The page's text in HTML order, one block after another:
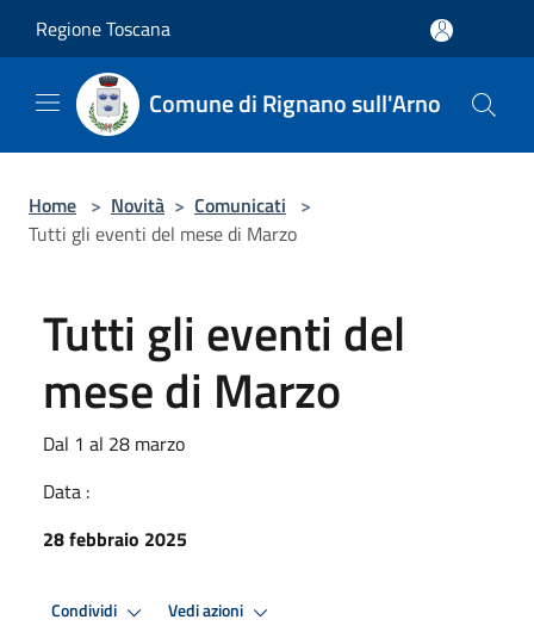
Regione Toscana
Comune di Rignano sull'Arno
Home > Novità > Comunicati >
Tutti gli eventi del mese di Marzo
Tutti gli eventi del
mese di Marzo
Dal 1 al 28 marzo
Data :
28 febbraio 2025
Condividi Vedi azioni